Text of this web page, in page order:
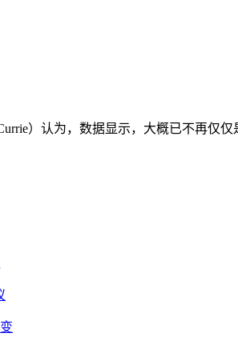
）认为，数据显示，大概已不再仅